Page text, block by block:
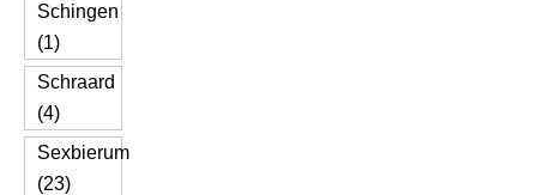
Schingen
(1)
Schraard
(4)
Sexbierum
(23)